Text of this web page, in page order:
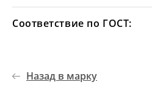
Соответствие по ГОСТ:
Назад в марку